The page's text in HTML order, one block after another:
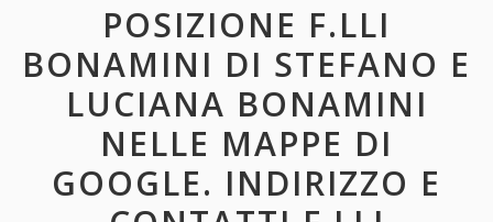
POSIZIONE F.LLI
BONAMINI DI STEFANO E
LUCIANA BONAMINI
NELLE MAPPE DI
GOOGLE. INDIRIZZO E